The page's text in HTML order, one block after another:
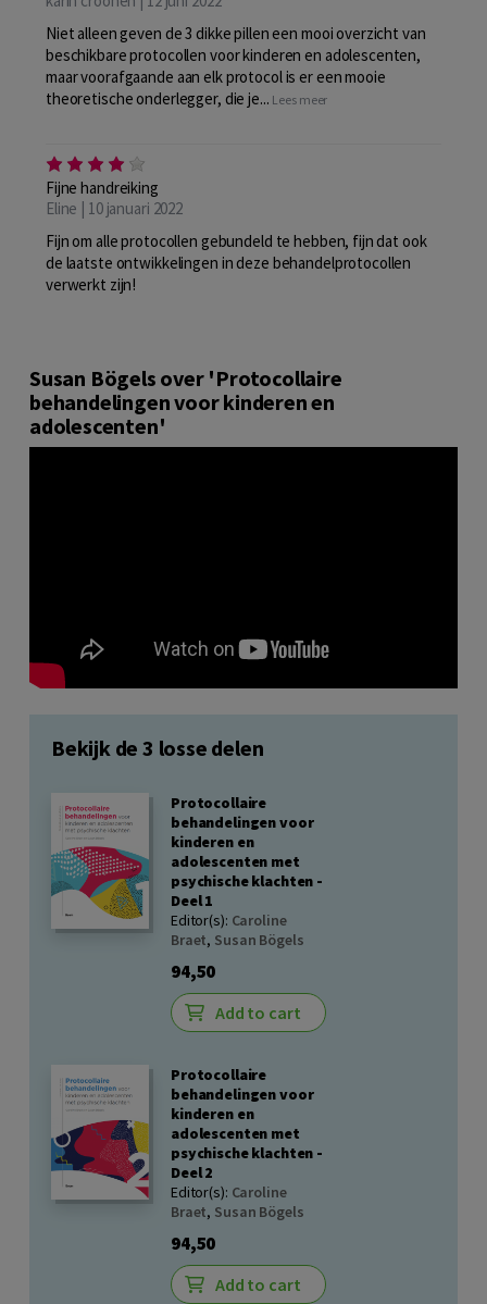
Niet alleen geven de 3 dikke pillen een mooi overzicht van
beschikbare protocollen voor kinderen en adolescenten,
maar voorafgaande aan elk protocol is er een mooie
theoretische onderlegger, die je... Lees meer
Fijne handreiking
Eline | 10 januari 2022
Fijn om alle protocollen gebundeld te hebben, fijn dat ook
de laatste ontwikkelingen in deze behandelprotocollen
verwerkt zijn!
Susan Bögels over 'Protocollaire
behandelingen voor kinderen en
adolescenten'
Bekijk de 3 losse delen
Protocollaire
behandelingen voor
kinderen en
adolescenten met
psychische klachten -
Deel 1
Editor(s): Caroline
Braet, Susan Bögels
94,50
Add to cart
Protocollaire
behandelingen voor
kinderen en
adolescenten met
psychische klachten -
Deel 2
Editor(s): Caroline
Braet, Susan Bögels
94,50
Add to cart